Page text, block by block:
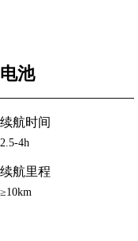
电池
续航时间
2.5-4h
续航里程
≥10km